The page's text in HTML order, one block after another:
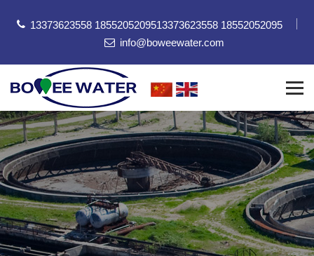
13373623558 1855205209513373623558 18552052095
info@boweewater.com